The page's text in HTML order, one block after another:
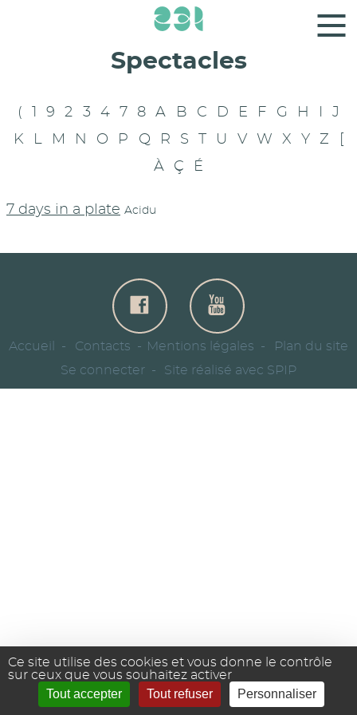
Panneau de gestion des cookies
Ce site utilise des cookies et vous donne le contrôle
sur ceux que vous souhaitez activer
Tout accepter Tout refuser Personnaliser
Spectacles
( 9 2 3 4 7 8 A B C D E F G H
J
K
L M N O P Q R S U V W X Y Z
À
Ç É
7 days in a plate Acidu
Accueil Contacts Mentions légales
Plan du site
Se connecter
Site réalisé avec SPIP